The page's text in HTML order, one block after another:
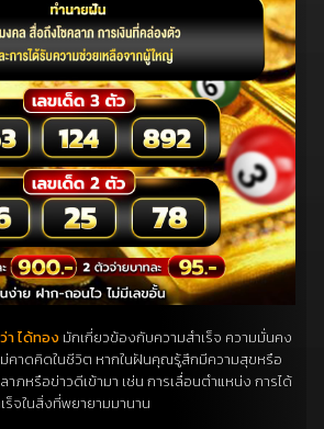
า ได้ทอง มักเกี่ยวข้องกับความสำเร็จ ความมั่นคง
ม่คาดคิดในชีวิต หากในฝันคุณรู้สึกมีความสุขหรือ
ภหรือข่าวดีเข้ามา เช่น การเลื่อนตำแหน่ง การได้
ร็จในสิ่งที่พยายามมานาน